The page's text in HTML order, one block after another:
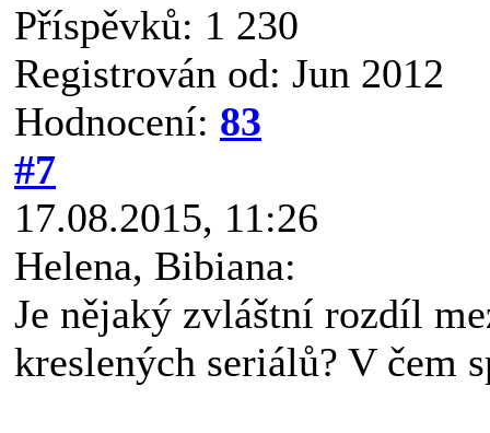
Příspěvků: 1 230
Registrován od: Jun 2012
Hodnocení: 83
#7
17.08.2015, 11:26
Helena, Bibiana:
Je nějaký zvláštní rozdíl
kreslených seriálů? V čem